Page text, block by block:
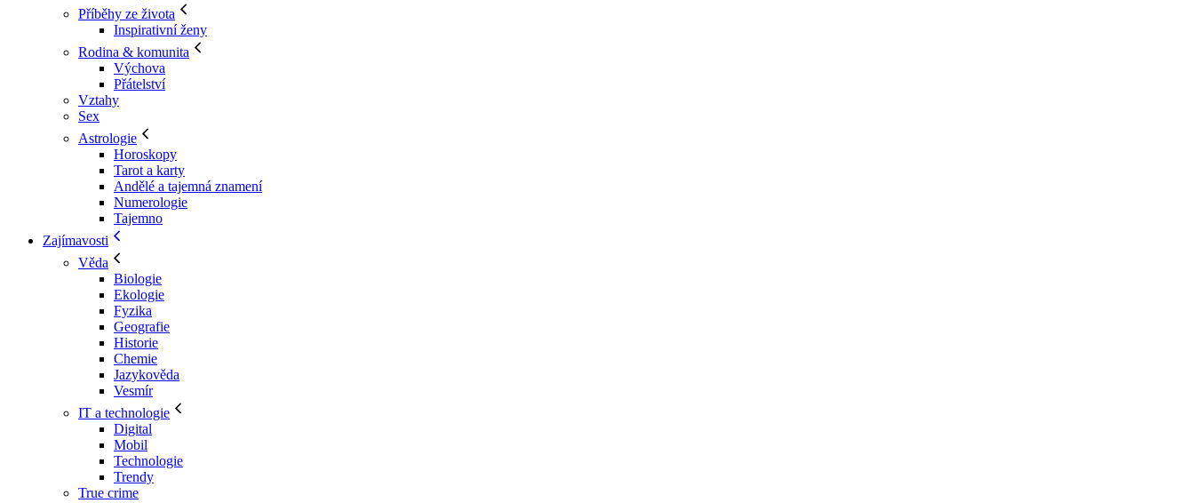
Příběhy ze života
Inspirativní ženy
Rodina & komunita
Výchova
Přátelství
Vztahy
Sex
Astrologie
Horoskopy
Tarot a karty
Andělé a tajemná znamení
Numerologie
Tajemno
Zajímavosti
Věda
Biologie
Ekologie
Fyzika
Geografie
Historie
Chemie
Jazykověda
Vesmír
IT a technologie
Digital
Mobil
Technologie
Trendy
True crime